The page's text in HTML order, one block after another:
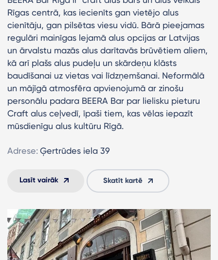
Rīgas centrā, kas iecienīts gan vietējo alus
cienītāju, gan pilsētas viesu vidū. Bārā pieejamas
regulāri mainīgas lejamā alus opcijas ar Latvijas
un ārvalstu mazās alus darītavās brūvētiem aliem,
kā arī plašs alus pudeļu un skārdeņu klāsts
baudīšanai uz vietas vai līdzņemšanai. Neformālā
un mājīgā atmosfēra apvienojumā ar zinošu
personālu padara BEERA Bar par lielisku pieturu
Craft alus ceļvedī, īpaši tiem, kas vēlas iepazīt
mūsdienīgu alus kultūru Rīgā.
Adrese: Ģertrūdes iela 39
Lasīt vairāk Skatīt kartē